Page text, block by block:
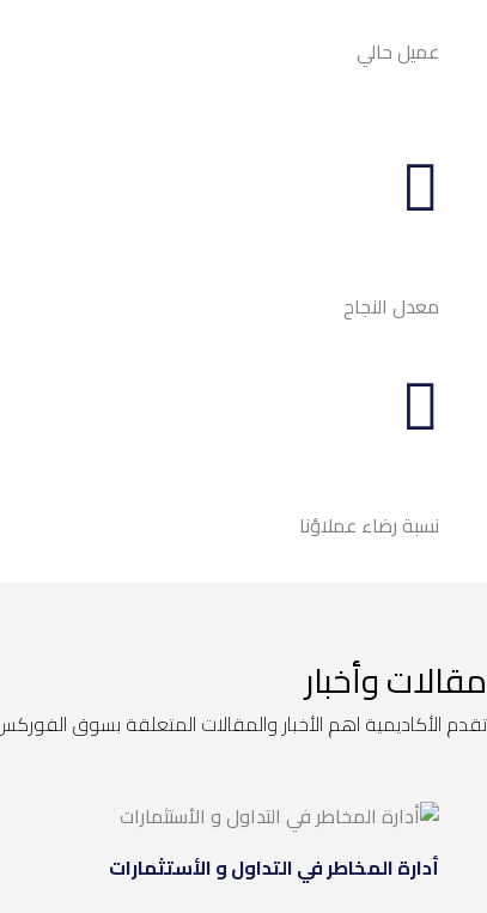
عميل حالي
معدل النجاح
نسبة رضاء عملاؤنا
مقالات وأخبار
تقدم الأكاديمية اهم الأخبار والمقالات المتعلقة بسوق
أدارة المخاطر في التداول و الأستثمارات